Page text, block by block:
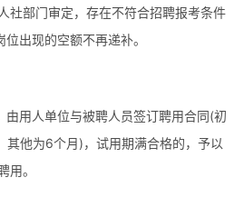
社部门审定，存在不符合招聘报考条件
出现的空额不再递补。
由用人单位与被聘人员签订聘用合同(初
其他为6个月)，试用期满合格的，予以
用。